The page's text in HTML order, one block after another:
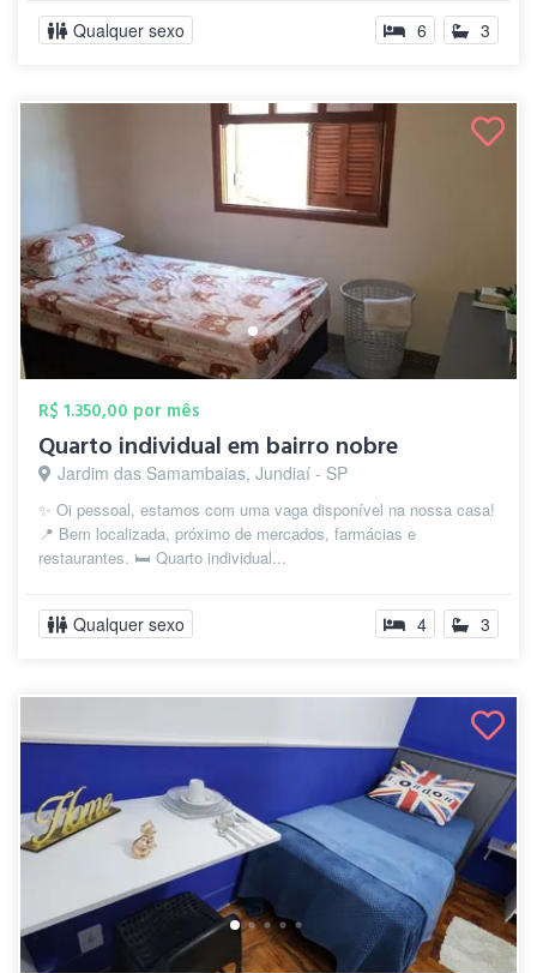
Qualquer sexo 6 3
R$ 1.350,00 por mês
Quarto individual em bairro nobre
Jardim das Samambaias, Jundiaí - SP
✨ Oi pessoal, estamos com uma vaga disponível na nossa casa!
📍 Bem localizada, próximo de mercados, farmácias e
restaurantes. 🛏️ Quarto individual...
Qualquer sexo 4 3